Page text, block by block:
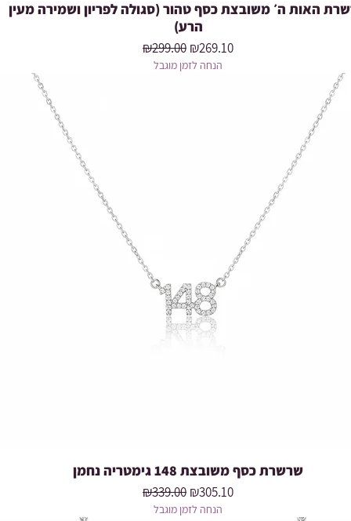
Quick View
האות ה׳ משובצת כסף טהור (סגולה לפריון ושמירה מעין
הרע)
Regular Price
₪299.00 Sale Price
₪269.10
הנחה לזמן מוגבל
Quick View
שרשרת כסף משובצת 148 גימטריה נחמן
Regular Price
₪339.00 Sale Price
₪305.10
הנחה לזמן מוגבל